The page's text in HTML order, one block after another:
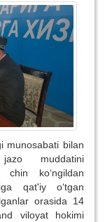
munosabati bilan
muddatini
chin ko‘ngildan
qat'iy o‘tgan
orasida 14
viloyat hokimi